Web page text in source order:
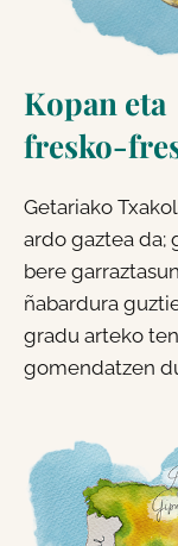
Kopan eta
fresko-
Getariako
ardo gaztea da;
bere
ñabardura
gradu arteko
gomendatzen